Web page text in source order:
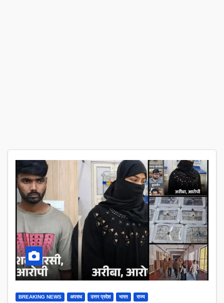
BREAKING NEWS अपराध उत्तर प्रदेश भारत राज्य